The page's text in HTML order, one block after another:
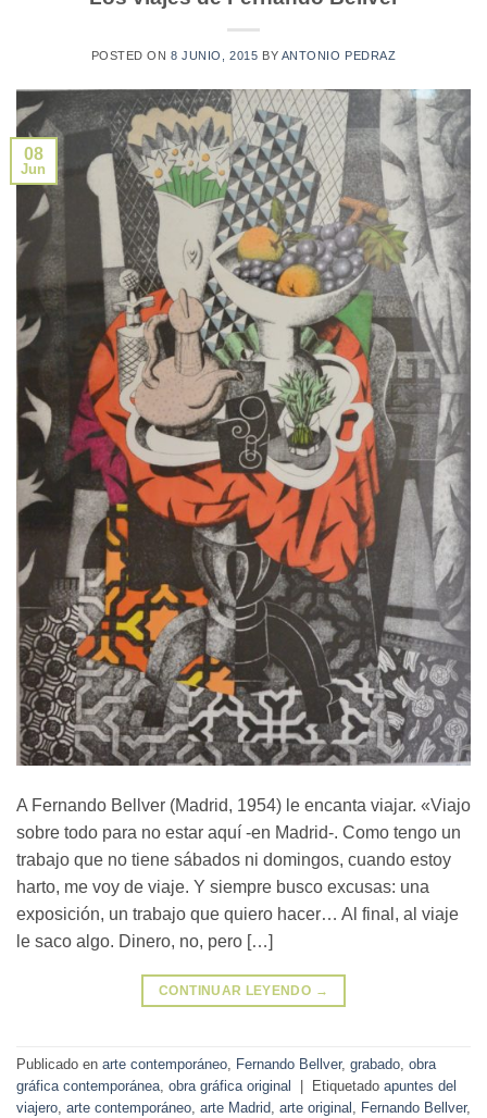
POSTED ON8 JUNIO, 2015 BY ANTONIO PEDRAZ
08
Jun
A Fernando Bellver (Madrid, 1954) le encanta viajar. «Viajo
sobre todo para no estar aquí -en Madrid-. Como tengo un
trabajo que no tiene sábados ni domingos, cuando estoy
harto, me voy de viaje. Y siempre busco excusas: una
exposición, un trabajo que quiero hacer… Al final, al viaje
le saco algo. Dinero, no, pero […]
CONTINUAR LEYENDO →
Publicado en arte contemporáneo, Fernando Bellver, grabado, obra
gráfica contemporánea, obra gráfica original Etiquetado apuntes del
viajero, arte contemporáneo, arte Madrid, arte original , Fernando Bellver,